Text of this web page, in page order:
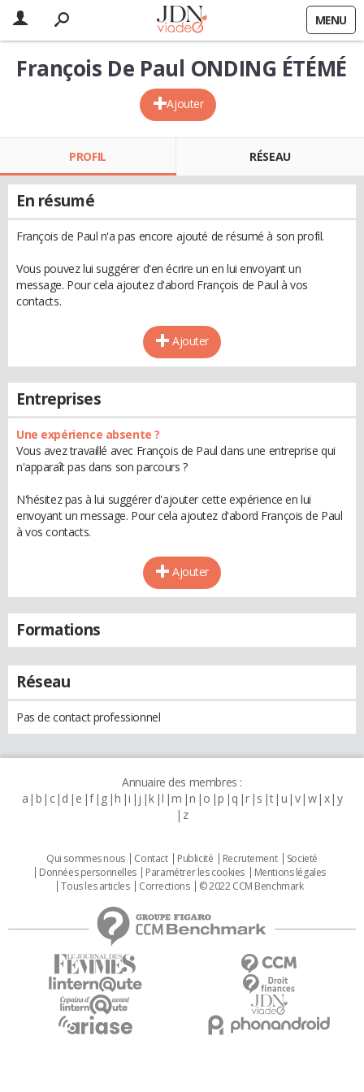
MENU
Ajouter
François De Paul ONDING ÉTÉMÉ
PROFIL RÉSEAU
En résumé
François de Paul n'a pas encore ajouté de résumé à son profil.
Vous pouvez lui suggérer d'en écrire un en lui envoyant un
message. Pour cela ajoutez d'abord François de Paul à vos
contacts.
Ajouter
Entreprises
Une expérience absente ?
Vous avez travaillé avec François de Paul dans une entreprise qui
n'apparaît pas dans son parcours ?
N'hésitez pas à lui suggérer d'ajouter cette expérience en lui
envoyant un message. Pour cela ajoutez d'abord François de Paul
à vos contacts.
Ajouter
Formations
Réseau
Pas de contact professionnel
Annuaire des membres :
a b c d e f g h i j k l m n o p q r s t u v w x y
z
Qui sommes nous Contact Publicité Recrutement
Societé
Données personnelles
Paramétrer les cookies
Mentions légales
Tous les articles
Corrections © 2022 CCM Benchmark